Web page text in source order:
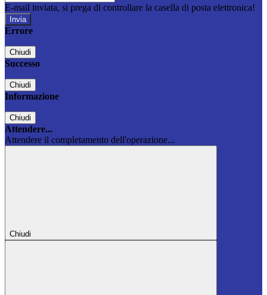
E-mail inviata, si prega di controllare la casella di posta elettronica!
Errore
Chiudi
Successo
Chiudi
Informazione
Chiudi
Attendere...
Attendere il completamento dell'operazione...
Chiudi